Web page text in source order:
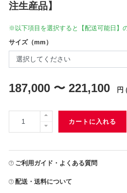
注生産品】
※以下項目を選択すると【配送可能日】
サイズ（mm）
187,000 〜 221,100 円
カートに入れる
ご利用ガイド・よくある質問
配送・送料について